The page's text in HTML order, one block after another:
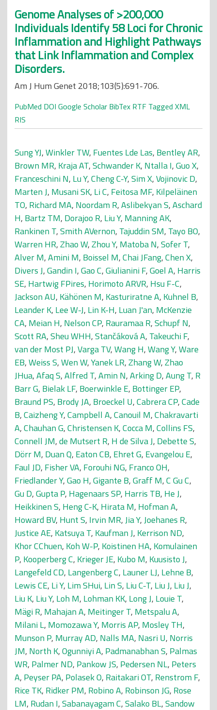
Genome Analyses of >200,000
Individuals Identify 58 Loci for Chronic
Inflammation and Highlight Pathways
that Link Inflammation and Complex
Disorders.
Am J Hum Genet 2018;103(5):691-706.
PubMed DOI Google Scholar BibTex RTF Tagged XML
RIS
Sung YJ,Winkler TW, Fuentes Lde Las, Bentley AR,
Brown MR, Kraja AT,Schwander K, Ntalla I,Guo X,
Franceschini N, Lu Y,Cheng C-Y,Sim X,Vojinovic D,
Marten J, Musani SK, Li C, Feitosa MF, Kilpeläinen
TO, Richard MA, Noordam R,Aslibekyan S,Aschard
H, Bartz TM, Dorajoo R, Liu Y, Manning AK,
Rankinen T,Smith AVernon, Tajuddin SM, Tayo BO,
Warren HR,Zhao W,Zhou Y, Matoba N,Sofer T,
Alver M,Amini M, Boissel M,Chai JFang,Chen X,
Divers J,Gandin I,Gao C,Giulianini F,Goel A, Harris
SE, Hartwig FPires, Horimoto ARVR, Hsu F-C,
Jackson AU, Kähönen M, Kasturiratne A, Kuhnel B,
Leander K, Lee W-J, Lin K-H, Luan J'an, McKenzie
CA, Meian H, Nelson CP, Rauramaa R,Schupf N,
Scott RA,Sheu WHH,Stančáková A, Takeuchi F,
van der Most PJ,Varga TV,Wang H,Wang Y,Ware
EB,Weiss S,Wen W,Yanek LR,Zhang W,Zhao
JHua,Afaq S,Alfred T,Amin N,Arking D,Aung T, R
Barr G, Bielak LF, Boerwinkle E, Bottinger EP,
Braund PS, Brody JA, Broeckel U,Cabrera CP,Cade
B,Caizheng Y,Campbell A,Canouil M,Chakravarti
A,Chauhan G,Christensen K,Cocca M,Collins FS,
Connell JM,de Mutsert R, H de Silva J, Debette S,
Dörr M, Duan Q, Eaton CB, Ehret G, Evangelou E,
Faul JD, Fisher VA, Forouhi NG, Franco OH,
Friedlander Y,Gao H,Gigante B,Graff M,C Gu C,
Gu D,Gupta P, Hagenaars SP, Harris TB, He J,
Heikkinen S, Heng C-K, Hirata M, Hofman A,
Howard BV, Hunt S, Irvin MR,Jia Y,Joehanes R,
Justice AE, Katsuya T, Kaufman J, Kerrison ND,
Khor CChuen, Koh W-P, Koistinen HA, Komulainen
P, Kooperberg C, Krieger JE, Kubo M, Kuusisto J,
Langefeld CD, Langenberg C, Launer LJ, Lehne B,
Lewis CE, Li Y, Lim SHui, Lin S, Liu C-T, Liu J, Liu J,
Liu K, Liu Y, Loh M, Lohman KK, Long J, Louie T,
Mägi R, Mahajan A, Meitinger T, Metspalu A,
Milani L, Momozawa Y, Morris AP, Mosley TH,
Munson P, Murray AD, Nalls MA, Nasri U, Norris
JM, North K,Ogunniyi A, Padmanabhan S, Palmas
WR, Palmer ND, Pankow JS, Pedersen NL, Peters
A, Peyser PA, Polasek O, Raitakari OT, Renstrom F,
Rice TK, Ridker PM, Robino A, Robinson JG, Rose
LM, Rudan I,Sabanayagam C,Salako BL,Sandow